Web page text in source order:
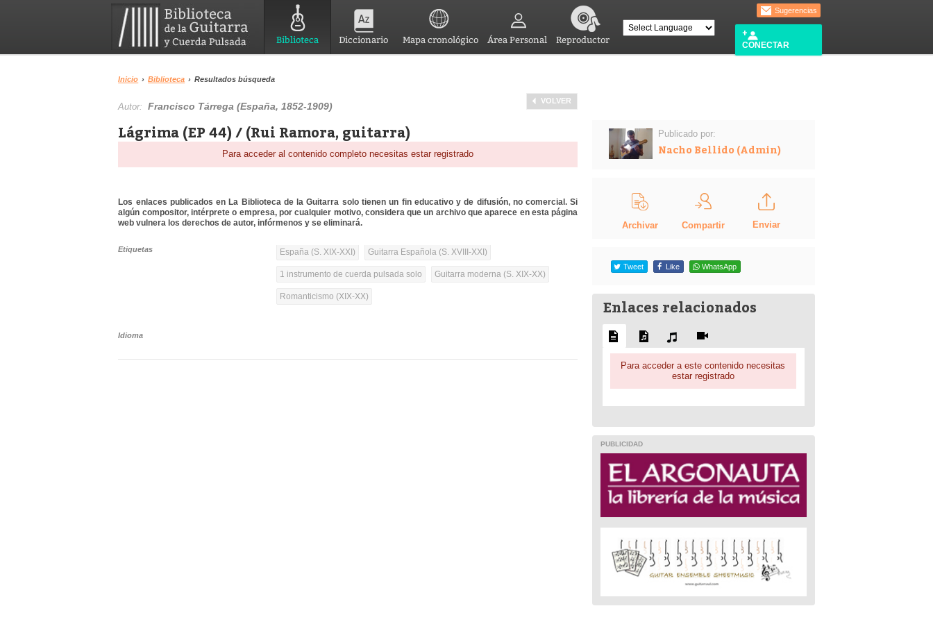
Biblioteca Diccionario Mapa cronológico Área Personal Reproductor
Sugerencias
CONECTAR
Inicio › Biblioteca › Resultados búsqueda
VOLVER
Autor:Francisco Tárrega (España, 1852-1909)
Lágrima (EP 44) / (Rui Ramora, guitarra)
Para acceder al contenido completo necesitas estar registrado
Los enlaces publicados en La Biblioteca de la Guitarra solo tienen un fin educativo y de difusión, no comercial. Si
algún compositor, intérprete o empresa, por cualquier motivo, considera que un archivo que aparece en esta página
web vulnera los derechos de autor, infórmenos y se eliminará.
Etiquetas España (S. XIX-XXI) Guitarra Española (S. XVIII-XXI)
1 instrumento de cuerda pulsada solo Guitarra moderna (S. XIX-XX)
Romanticismo (XIX-XX)
Idioma
Publicado por:
Nacho Bellido (Admin)
Archivar Compartir Enviar
Tweet Like WhatsApp
Enlaces relacionados
Para acceder a este contenido necesitas
estar registrado
PUBLICIDAD